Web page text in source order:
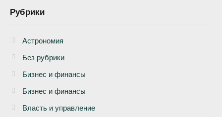
Рубрики
Астрономия
Без рубрики
Бизнеc и финансы
Бизнес и финансы
Власть и управление